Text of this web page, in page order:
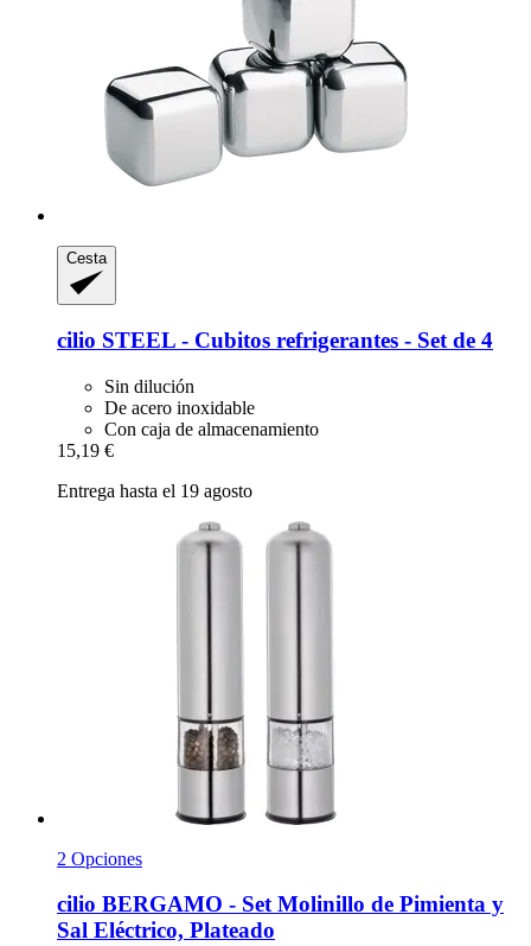
Cesta
cilio STEEL -​ Cubitos refrigerantes -​ Set de 4
Sin dilución
De acero inoxidable
Con caja de almacenamiento
15,19 €
Entrega hasta el 19 agosto
2 Opciones
cilio BERGAMO -​ Set Molinillo de Pimienta y
Sal Eléctrico, Plateado